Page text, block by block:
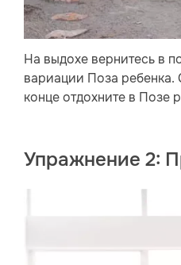
На выдохе вернитесь в
вариации Поза
конце отдохните в Позе
Упражнение 2: